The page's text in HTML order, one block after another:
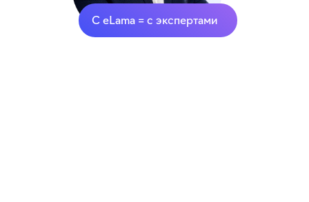
С еLama = с экспертами